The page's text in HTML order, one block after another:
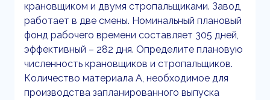
крановщиком и двумя стропальщиками. Завод
работает в две смены. Номинальный плановый
фонд рабочего времени составляет 305 дней,
эффективный – 282 дня. Определите плановую
численность крановщиков и стропальщиков.
Количество материала А, необходимое для
производства запланированного выпуска